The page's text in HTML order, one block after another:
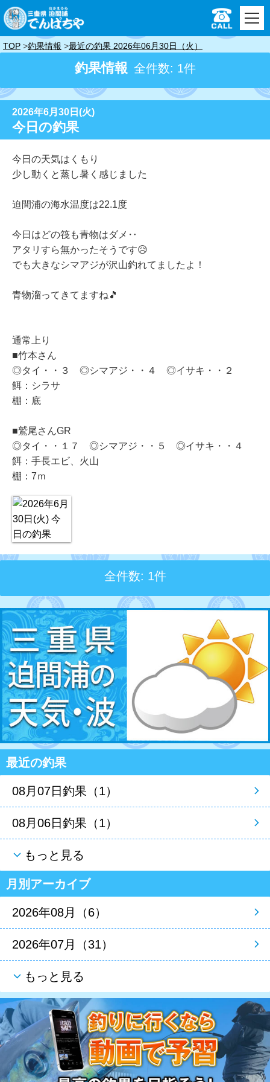
TOP 釣果情報 最近の釣果 2026年06月30日（火）
釣果情報 全件数: 1件
2026年6月30日(火)
今日の釣果
今日の天気はくもり
少し動くと蒸し暑く感じました
迫間浦の海水温度は22.1度
今日はどの筏も青物はダメ‥
アタリすら無かったそうです😥
でも大きなシマアジが沢山釣れてましたよ！
青物溜ってきてますね🎵
通常上り
■竹本さん
◎タイ・・３ ◎シマアジ・・４ ◎イサキ・・２
餌：シラサ
棚：底
■鷲尾さんGR
◎タイ・・１７ ◎シマアジ・・５ ◎イサキ・・４
餌：手長エビ、火山
棚：7ｍ
全件数: 1件
最近の釣果
08月07日釣果（1）
08月06日釣果（1）
もっと見る
月別アーカイブ
2026年08月（6）
2026年07月（31）
もっと見る